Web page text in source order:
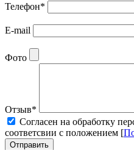
Телефон*
E-mail
Фото
Отзыв*
Cогласен на обработку
соответсвии с положением [
Отправить